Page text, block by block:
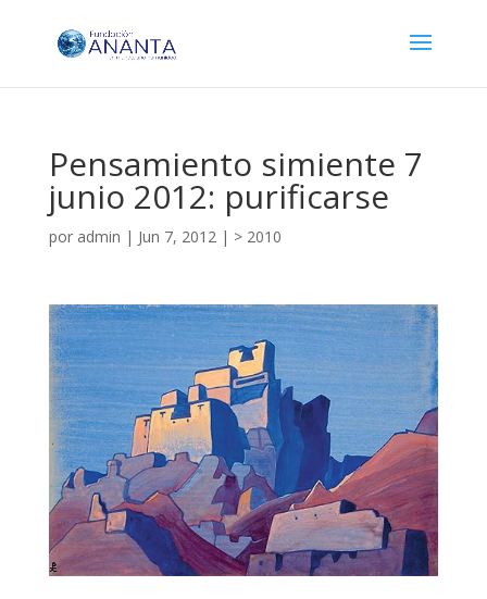
Pensamiento simiente 7
junio 2012: purificarse
por admin | Jun 7, 2012| > 2010